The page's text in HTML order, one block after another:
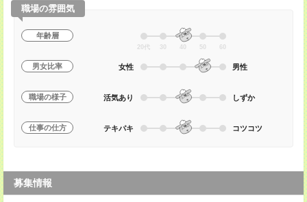
職場の雰囲気
年齢層
20代 30 40 50 60
男女比率 女性 男性
職場の様子 活気あり しずか
仕事の仕方 テキパキ コツコツ
募集情報